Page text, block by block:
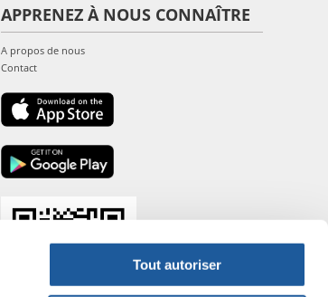
Tout autoriser
APPRENEZ À NOUS CONNAÎTRE
A propos de nous
Contact